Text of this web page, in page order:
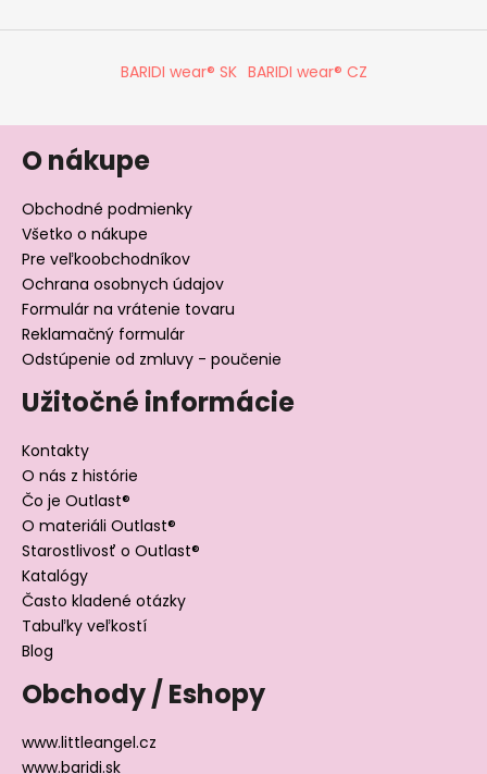
BARIDI wear® SK BARIDI wear® CZ
O nákupe
Obchodné podmienky
Všetko o nákupe
Pre veľkoobchodníkov
Ochrana osobnych údajov
Formulár na vrátenie tovaru
Reklamačný formulár
Odstúpenie od zmluvy - poučenie
Užitočné informácie
Kontakty
O nás z histórie
Čo je Outlast®
O materiáli Outlast®
Starostlivosť o Outlast®
Katalógy
Často kladené otázky
Tabuľky veľkostí
Blog
Obchody / Eshopy
www.littleangel.cz
www.baridi.sk